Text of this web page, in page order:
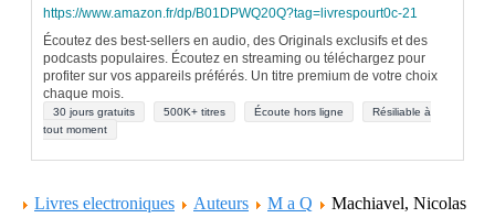
https://www.amazon.fr/dp/B01DPWQ20Q?tag=livrespourt0c-21
Écoutez des best-sellers en audio, des Originals exclusifs et des
podcasts populaires. Écoutez en streaming ou téléchargez pour
profiter sur vos appareils préférés. Un titre premium de votre choix
chaque mois.
30 jours gratuits 500K+ titres Écoute hors ligne
Résiliable à
tout moment
Livres electroniques Auteurs M a Q Machiavel, Nicolas